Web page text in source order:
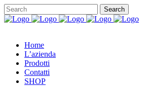
Home
L’azienda
Prodotti
Contatti
SHOP